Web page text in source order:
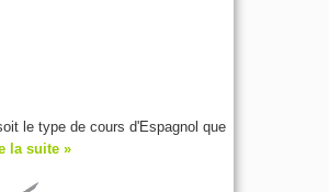
le type de cours d'Espagnol que
la suite »